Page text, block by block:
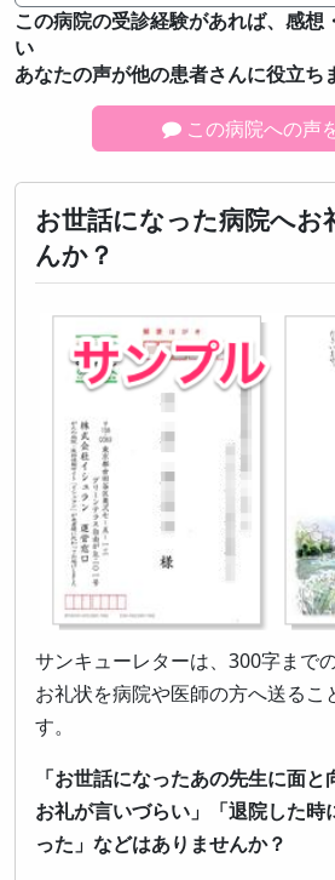
この病院の受診経験があれば、感想
い
あなたの声が他の患者さんに役立ち
この病院への声
お世話になった病院へお
んか？
サンキューレターは、300字まで
お礼状を病院や医師の方へ送るこ
す。
「お世話になったあの先生に面
お礼が言いづらい」「退院した時
った」などはありませんか？